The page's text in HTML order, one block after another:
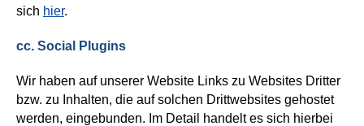
sich hier.
cc. Social Plugins
Wir haben auf unserer Website Links zu Websites Dritter
bzw. zu Inhalten, die auf solchen Drittwebsites gehostet
werden, eingebunden. Im Detail handelt es sich hierbei